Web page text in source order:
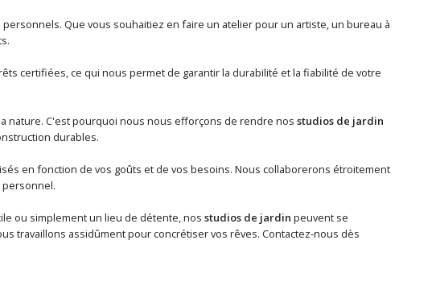
Que vous souhaitiez en faire un atelier pour un artiste, un bureau à
certifiées, ce qui nous permet de garantir la durabilité et la fiabilité de votre
nature. C'est pourquoi nous nous efforçons de rendre nos studios de jardin
durables.
en fonction de vos goûts et de vos besoins. Nous collaborerons étroitement
ou simplement un lieu de détente, nos studios de jardin peuvent se
travaillons assidûment pour concrétiser vos rêves. Contactez-nous dès